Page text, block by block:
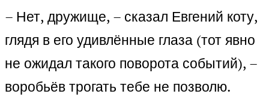
– Нет, дружище, – сказал Евгений коту,
глядя в его удивлённые глаза (тот явно
не ожидал такого поворота событий), –
воробьёв трогать тебе не позволю.